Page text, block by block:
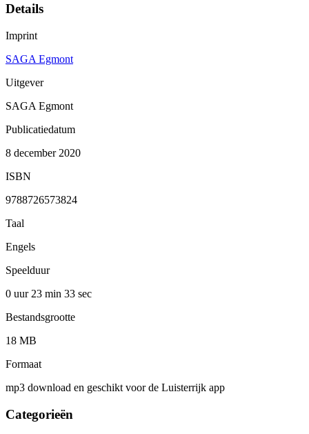
Details
Imprint
SAGA Egmont
Uitgever
SAGA Egmont
Publicatiedatum
8 december 2020
ISBN
9788726573824
Taal
Engels
Speelduur
0 uur 23 min 33 sec
Bestandsgrootte
18 MB
Formaat
mp3 download en geschikt voor de Luisterrijk app
Categorieën